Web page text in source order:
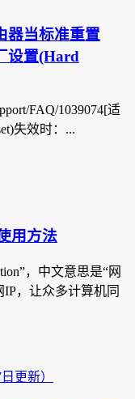
器当标准重置
设置(Hard
FAQ/1039074[适
失效时：...
用方法
，中文意思是“网
，让众多计算机同